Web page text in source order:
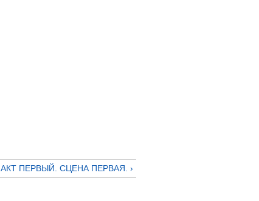
АКТ ПЕРВЫЙ. СЦЕНА ПЕРВАЯ. ›